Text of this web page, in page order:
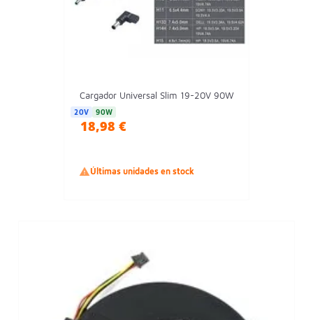
Cargador Universal Slim 19-20V 90W
20V 90W
18,98 €
Últimas unidades en stock